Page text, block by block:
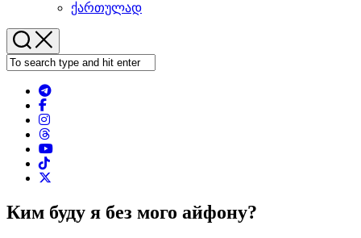
ქართულად
Ким буду я без мого айфону?